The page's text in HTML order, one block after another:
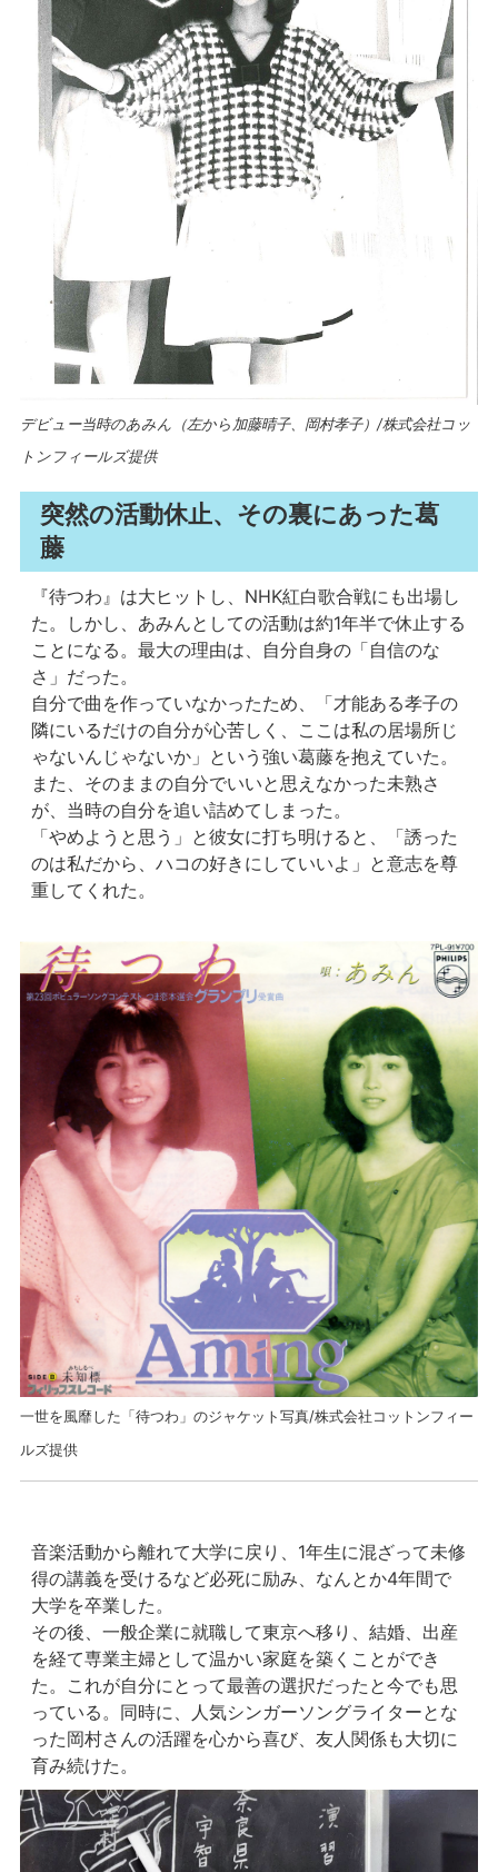
デビュー当時のあみん（左から加藤晴子、岡村孝子）/株式会社コッ
トンフィールズ提供
突然の活動休止、その裏にあった葛
藤
『待つわ』は大ヒットし、NHK紅白歌合戦にも出場し
た。しかし、あみんとしての活動は約1年半で休止する
ことになる。最大の理由は、自分自身の「自信のな
さ」だった。
自分で曲を作っていなかったため、「才能ある孝子の
隣にいるだけの自分が心苦しく、ここは私の居場所じ
ゃないんじゃないか」という強い葛藤を抱えていた。
また、そのままの自分でいいと思えなかった未熟さ
が、当時の自分を追い詰めてしまった。
「やめようと思う」と彼女に打ち明けると、「誘った
のは私だから、ハコの好きにしていいよ」と意志を尊
重してくれた。
一世を風靡した「待つわ」のジャケット写真/株式会社コットンフィー
ルズ提供
音楽活動から離れて大学に戻り、1年生に混ざって未修
得の講義を受けるなど必死に励み、なんとか4年間で
大学を卒業した。
その後、一般企業に就職して東京へ移り、結婚、出産
を経て専業主婦として温かい家庭を築くことができ
た。これが自分にとって最善の選択だったと今でも思
っている。同時に、人気シンガーソングライターとな
った岡村さんの活躍を心から喜び、友人関係も大切に
育み続けた。